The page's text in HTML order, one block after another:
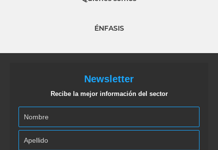
ÉNFASIS
Newsletter
Recibe la mejor información del sector